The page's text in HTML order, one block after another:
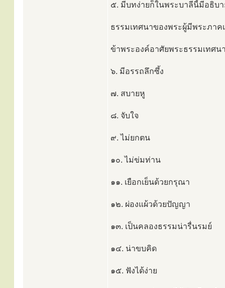
๕. มีบทง่ายก็ในพระบาลีนี้มีอธิบา
ธรรมเทศนาของพระผู้มีพระภาค
ข้าพระองค์อาศัยพระธรรมเทศน
๖. มีอรรถลึกซึ้ง
๗. สบายหู
๘. จับใจ
๙. ไม่ยกตน
๑๐. ไม่ข่มท่าน
๑๑. เยือกเย็นด้วยกรุณา
๑๒. ผ่องแผ้วด้วยปัญญา
๑๓. เป็นคลองธรรมน่ารื่นรมย์
๑๔. น่าขบคิด
๑๕. ฟังได้ง่าย